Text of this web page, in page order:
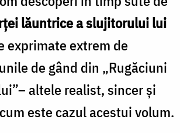
lăuntrice a slujitorului lui
exprimate extrem de
de gând din „Rugăciuni
altele realist, sincer și
este cazul acestui volum.